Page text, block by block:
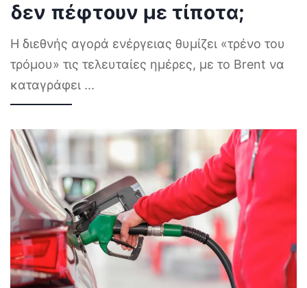
δεν πέφτουν με τίποτα;
Η διεθνής αγορά ενέργειας θυμίζει «τρένο του
τρόμου» τις τελευταίες ημέρες, με το Brent να
καταγράφει ...